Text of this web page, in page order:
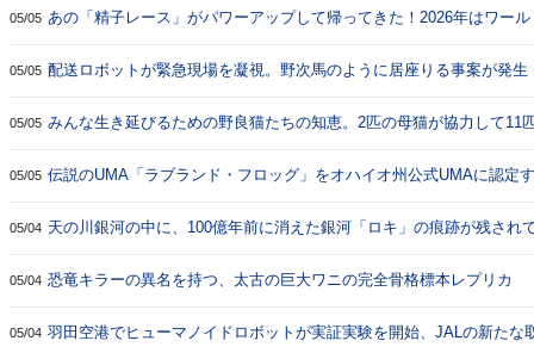
05/05 あの「精子レース」がパワーアップして帰ってきた！2026年はワー
05/05 配送ロボットが緊急現場を凝視。野次馬のように居座りる事案が発生
05/05 みんな生き延びるための野良猫たちの知恵。2匹の母猫が協力して11
05/05 伝説のUMA「ラブランド・フロッグ」をオハイオ州公式UMAに認定
05/04 天の川銀河の中に、100億年前に消えた銀河「ロキ」の痕跡が残され
05/04 恐竜キラーの異名を持つ、太古の巨大ワニの完全骨格標本レプリカ
05/04 羽田空港でヒューマノイドロボットが実証実験を開始、JALの新たな